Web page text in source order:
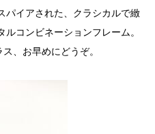
パイアされた、クラシカルで緻
コンビネーションフレーム。
、お早めにどうぞ。